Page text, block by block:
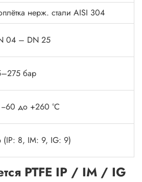
нерж. стали AISI 304
04 – DN 25
бар
−60 до +260 °C
(IP: 8, IM: 9, IG: 9)
PTFE IP / IM / IG